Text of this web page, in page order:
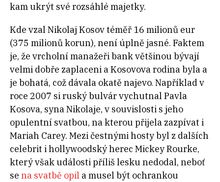
kam ukrýt své rozsáhlé majetky.
Kde vzal Nikolaj Kosov téměř 16 milionů eur
(375 milionů korun), není úplně jasné. Faktem
je, že vrcholní manažeři bank většinou bývají
velmi dobře zaplaceni a Kosovova rodina byla a
je bohatá, což dávala okatě najevo. Například v
roce 2007 si ruský bulvár vychutnal Pavla
Kosova, syna Nikolaje, v souvislosti s jeho
opulentní svatbou, na kterou přijela zazpívat i
Mariah Carey. Mezi čestnými hosty byl z dalších
celebrit i hollywoodský herec Mickey Rourke,
který však události příliš lesku nedodal, neboť
se na svatbě opil a musel být ochrankou